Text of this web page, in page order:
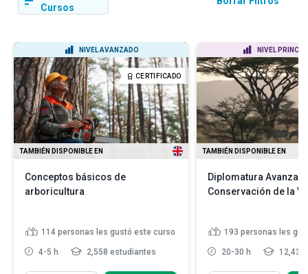
Cursos
NIVEL AVANZADO
CERTIFICADO
TAMBIÉN DISPONIBLE EN
Conceptos básicos de
arboricultura
114 personas les gustó este curso
4-5 h 2,558 estudiantes
NIVEL
TAMBIÉN DISPONIBLE EN
Diplomatura
Conservación de la
193 personas les
20-30 h 12,430